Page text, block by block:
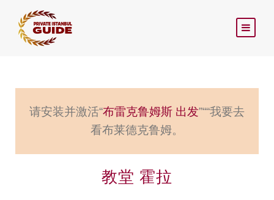
请安装并激活“布雷克鲁姆斯 出发”““我要去
看布莱德克鲁姆。
教堂 霍拉